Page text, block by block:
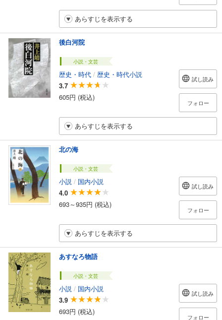
あらすじを表示する
後白河院
小説・文芸
歴史・時代 / 歴史・時代小説
3.7
605円 (税込)
試し読み
フォロー
あらすじを表示する
北の海
小説・文芸
小説 / 国内小説
4.0
693～935円 (税込)
試し読み
フォロー
あらすじを表示する
あすなろ物語
小説・文芸
小説 / 国内小説
3.9
693円 (税込)
試し読み
フォロー